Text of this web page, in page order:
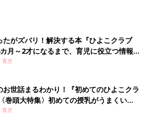
アイテム別にオープン収納にしています。
は、子どもが自立するために活動しや
たがズバリ！解決する本『ひよこクラブ
月～2才になるまで、育児に役立つ情報が
育児
お世話まるわかり！『初めてのひよこクラ
巻頭大特集〉初めての授乳がうまくい
い・ミルクの基本と夏のトラブル 解決テ
育児